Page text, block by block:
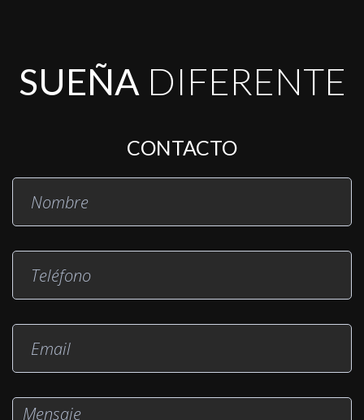
SUEÑA DIFERENTE
CONTACTO